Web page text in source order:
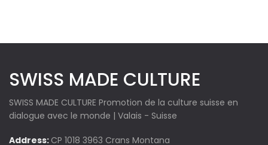
SWISS MADE CULTURE
SWISS MADE CULTURE Promotion de la culture suisse en
dialogue avec le monde | Valais - Suisse
Address: CP 1018 3963 Crans Montana